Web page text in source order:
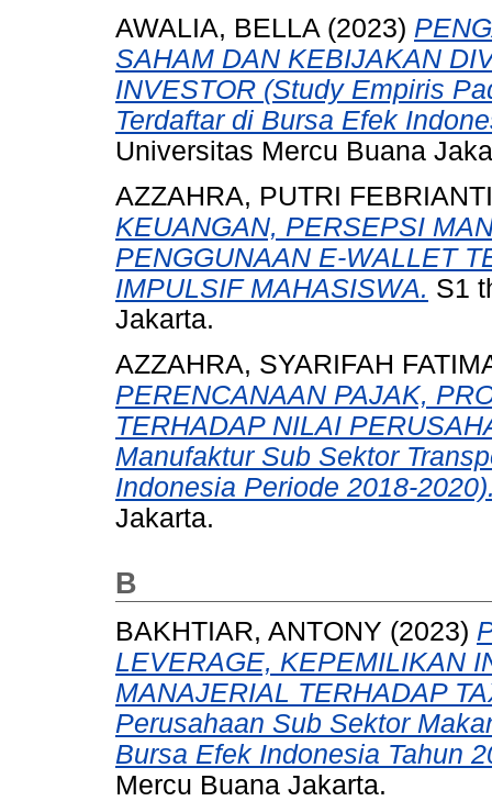
AWALIA, BELLA(2023)
SAHAM DAN KEBIJAKAN
INVESTOR (Study Empiris
Terdaftar di Bursa Efek
Universitas Mercu Buana
AZZAHRA, PUTRI FEBRIANTI
KEUANGAN, PERSEPSI
PENGGUNAAN E-WALLET
IMPULSIF MAHASISWA. S1
Jakarta.
AZZAHRA, SYARIFAH
PERENCANAAN PAJAK,
TERHADAP NILAI
Manufaktur Sub Sektor
Indonesia Periode 2018-
Jakarta.
B
BAKHTIAR, ANTONY (2023)
LEVERAGE, KEPEMILIKAN
MANAJERIAL TERHADAP
Perusahaan Sub Sektor
Bursa Efek Indonesia Tahun
Mercu Buana Jakarta.